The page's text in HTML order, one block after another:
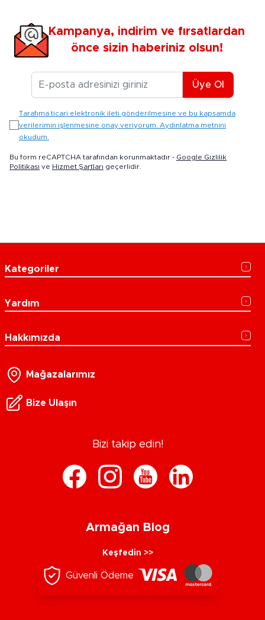
Kampanya, indirim ve fırsatlardan
önce sizin haberiniz olsun!
E-posta Adresiniz
Üye Ol
Tarafıma ticari elektronik ileti gönderilmesine ve bu kapsamda
verilerimin işlenmesine onay veriyorum. Aydınlatma metnini
okudum.
Bu form reCAPTCHA tarafından korunmaktadır - Google Gizlilik
Politikası ve Hizmet Şartları geçerlidir.
Kategoriler
Yardım
Hakkımızda
Mağazalarımız
Bize Ulaşın
Bizi takip edin!
Armağan Blog
Keşfedin >>
Güvenli Ödeme